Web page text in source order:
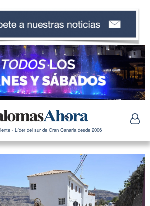
· Líder del sur de Gran Canaria desde 2006